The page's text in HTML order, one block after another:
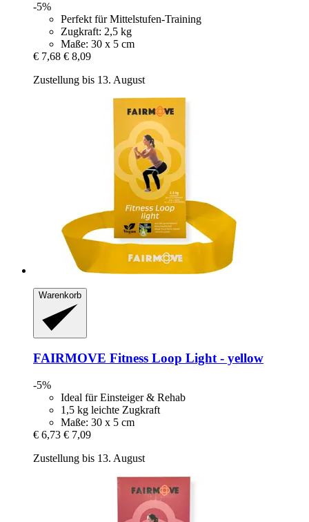
-5%
Perfekt für Mittelstufen-Training
Zugkraft: 2,5 kg
Maße: 30 x 5 cm
€ 7,68 € 8,09
Zustellung bis 13. August
Warenkorb
FAIRMOVE Fitness Loop Light -​ yellow
-5%
Ideal für Einsteiger & Rehab
1,5 kg leichte Zugkraft
Maße: 30 x 5 cm
€ 6,73 € 7,09
Zustellung bis 13. August